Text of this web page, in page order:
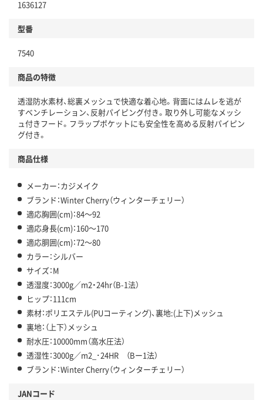
1636127
型番
7540
商品の特徴
透湿防水素材、総裏メッシュで快適な着心地。背面にはムレを逃が
すベンチレーション、反射パイピング付き。取り外し可能なメッシ
ュ付きフード。フラップポケットにも安全性を高める反射パイピン
グ付き。
商品仕様
メーカー：カジメイク
ブランド：Winter Cherry（ウィンターチェリー）
適応胸囲(cm)：84～92
適応身長(cm)：160～170
適応胴囲(cm)：72～80
カラー：シルバー
サイズ：M
透湿度：3000g／m2・24hr（B-1法）
ヒップ：111cm
素材：ポリエステル(PUコーティング)、裏地:(上下)メッシュ
裏地：（上下）メッシュ
耐水圧：10000mm（高水圧法）
透湿性：3000g／m2_･24HR （Bー1法）
ブランド：Winter Cherry（ウィンターチェリー）
JANコード